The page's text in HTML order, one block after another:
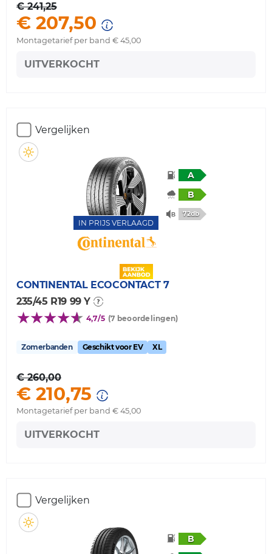
€ 241,25
€ 207,50
Montagetarief per band € 45,00
UITVERKOCHT
Vergelijken
IN PRIJS VERLAAGD
A
B
72db
CONTINENTAL ECOCONTACT 7
235/45 R19 99 Y
4,7/5 (7 beoordelingen)
Zomerbanden Geschikt voor EV XL
€ 260,00
€ 210,75
Montagetarief per band € 45,00
UITVERKOCHT
Vergelijken
B